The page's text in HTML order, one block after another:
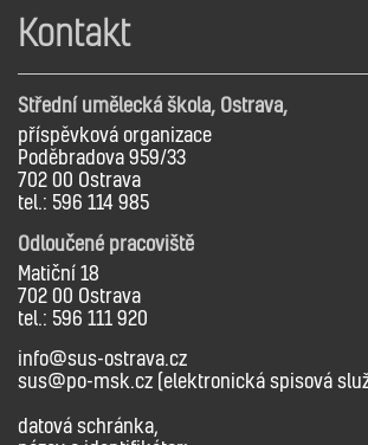
Kontakt
Střední umělecká škola, Ostrava,
příspěvková organizace
Poděbradova 959/33
702 00 Ostrava
tel.: 596 114 985
Odloučené pracoviště
Matiční 18
702 00 Ostrava
tel.: 596 111 920
info@sus-ostrava.cz
sus@po-msk.cz (elektronická spisová
datová schránka,